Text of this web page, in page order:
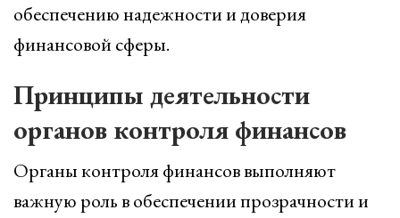
обеспечению надежности и доверия
финансовой сферы.
Принципы деятельности
органов контроля финансов
Органы контроля финансов выполняют
важную роль в обеспечении прозрачности и